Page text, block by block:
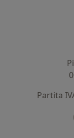
Partita